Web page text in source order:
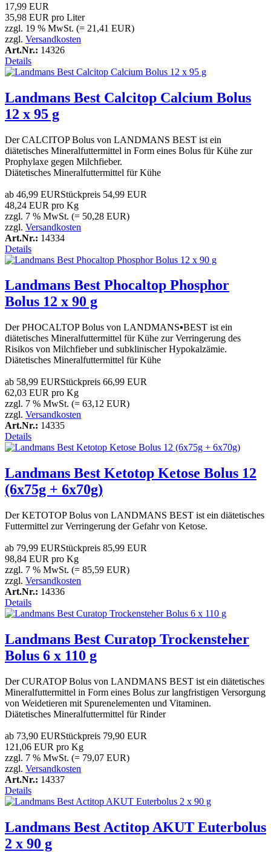
17,99 EUR
35,98 EUR pro Liter
zzgl. 19 % MwSt. (= 21,41 EUR)
zzgl. Versandkosten
Art.Nr.: 14326
Details
Landmans Best Calcitop Calcium Bolus
12 x 95 g
Der CALCITOP Bolus von LANDMANS BEST ist ein
diätetisches Mineralfuttermittel in Form eines Bolus für Kühe zur
Prophylaxe gegen Milchfieber.
Diätetisches Mineralfuttermittel für Kühe
ab 46,99 EURStückpreis 54,99 EUR
48,24 EUR pro Kg
zzgl. 7 % MwSt. (= 50,28 EUR)
zzgl. Versandkosten
Art.Nr.: 14334
Details
Landmans Best Phocaltop Phosphor
Bolus 12 x 90 g
Der PHOCALTOP Bolus von LANDMANS▪BEST ist ein
diätetisches Mineralfuttermittel für Kühe zur Verringerung des
Risikos von Milchfieber und subklinischer Hypokalzämie.
Diätetisches Mineralfuttermittel für Kühe
ab 58,99 EURStückpreis 66,99 EUR
62,03 EUR pro Kg
zzgl. 7 % MwSt. (= 63,12 EUR)
zzgl. Versandkosten
Art.Nr.: 14335
Details
Landmans Best Ketotop Ketose Bolus 12
(6x75g + 6x70g)
Der KETOTOP Bolus von LANDMANS BEST ist ein diätetisches
Futtermittel zur Verringerung der Gefahr von Ketose.
ab 79,99 EURStückpreis 85,99 EUR
98,84 EUR pro Kg
zzgl. 7 % MwSt. (= 85,59 EUR)
zzgl. Versandkosten
Art.Nr.: 14336
Details
Landmans Best Curatop Trockensteher
Bolus 6 x 110 g
Der CURATOP Bolus von LANDMANS BEST ist ein diätetisches
Mineralfuttermittel in Form eines Bolus zur langfristigen Versorgung
von Weidetieren mit Spurenelementen und Vitaminen.
Diätetisches Mineralfuttermittel für Rinder
ab 73,90 EURStückpreis 79,90 EUR
121,06 EUR pro Kg
zzgl. 7 % MwSt. (= 79,07 EUR)
zzgl. Versandkosten
Art.Nr.: 14337
Details
Landmans Best Actitop AKUT Euterbolus
2 x 90 g